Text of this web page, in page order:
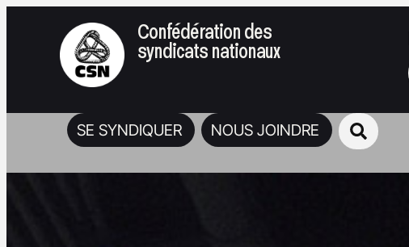
Confédération des
syndicats nationaux
SE SYNDIQUER NOUS JOINDRE